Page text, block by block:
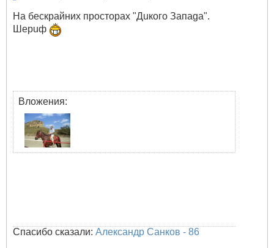
На бескрайних просторах "Дuкого Запаgа".
Шepuф
Вложения:
Спасибо сказали: Александр Санков - 86